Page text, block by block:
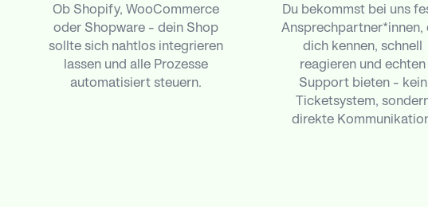
Ob Shopify, WooCommerce
oder Shopware – dein Shop
sollte sich nahtlos integrieren
lassen und alle Prozesse
automatisiert steuern.
Du bekommst bei uns
Ansprechpartner*innen,
dich kennen, schnell
reagieren und echten
Support bieten – kein
Ticketsystem,
direkte